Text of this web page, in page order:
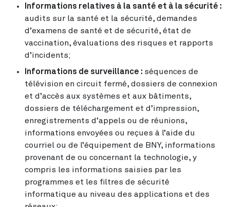
Informations relatives à la santé et à la sécurité :
audits sur la santé et la sécurité, demandes
d’examens de santé et de sécurité, état de
vaccination, évaluations des risques et rapports
d’incidents;
Informations de surveillance : séquences de
télévision en circuit fermé, dossiers de connexion
et d’accès aux systèmes et aux bâtiments,
dossiers de téléchargement et d’impression,
enregistrements d’appels ou de réunions,
informations envoyées ou reçues à l’aide du
courriel ou de l’équipement de BNY, informations
provenant de ou concernant la technologie, y
compris les informations saisies par les
programmes et les filtres de sécurité
informatique au niveau des applications et des